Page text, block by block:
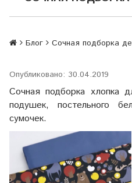
Блог Сочная подборка
Опубликовано: 30.04.2019
Сочная подборка хлопка
подушек, постельного
сумочек.